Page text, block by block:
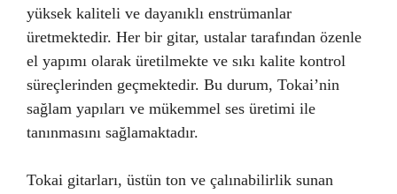
yüksek kaliteli ve dayanıklı enstrümanlar
üretmektedir. Her bir gitar, ustalar tarafından özenle
el yapımı olarak üretilmekte ve sıkı kalite kontrol
süreçlerinden geçmektedir. Bu durum, Tokai’nin
sağlam yapıları ve mükemmel ses üretimi ile
tanınmasını sağlamaktadır.
Tokai gitarları, üstün ton ve çalınabilirlik sunan